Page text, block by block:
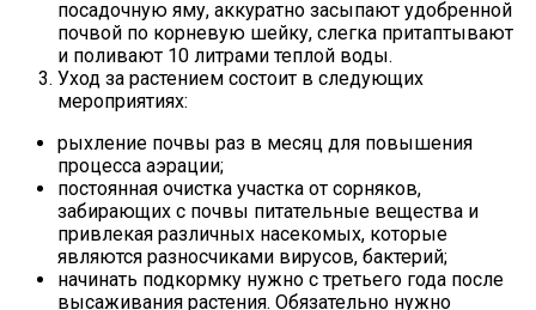
посадочную яму, аккуратно засыпают удобренной
почвой по корневую шейку, слегка притаптывают
и поливают 10 литрами теплой воды.
Уход за растением состоит в следующих
мероприятиях:
рыхление почвы раз в месяц для повышения
процесса аэрации;
постоянная очистка участка от сорняков,
забирающих с почвы питательные вещества и
привлекая различных насекомых, которые
являются разносчиками вирусов, бактерий;
начинать подкормку нужно с третьего года после
высаживания растения. Обязательно нужно